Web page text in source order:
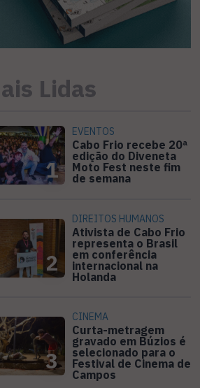
Lidas
1
EVENTOS
Cabo Frio recebe 20ª
edição do Diveneta
Moto Fest neste fim
de semana
2
DIREITOS HUMANOS
Ativista de Cabo Frio
representa o Brasil
em conferência
internacional na
Holanda
3
CINEMA
Curta-metragem
gravado em Búzios é
selecionado para o
Festival de Cinema de
Campos